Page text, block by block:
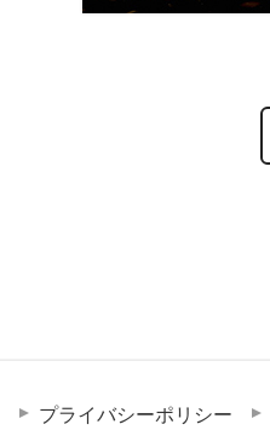
プライバシーポリシー